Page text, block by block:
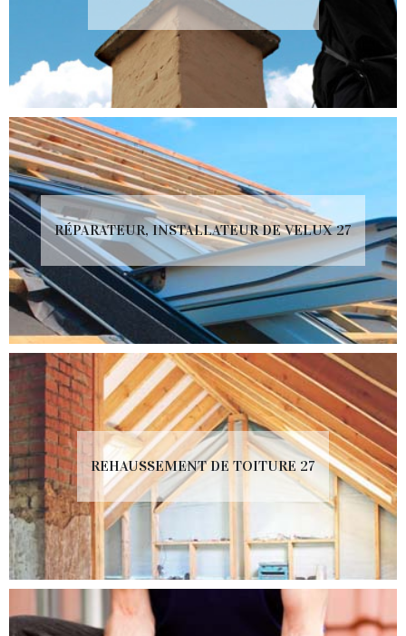
RÉPARATEUR, INSTALLATEUR DE VELUX 27
REHAUSSEMENT DE TOITURE 27